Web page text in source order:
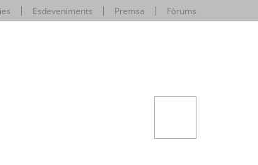
Esdeveniments Premsa Fòrums